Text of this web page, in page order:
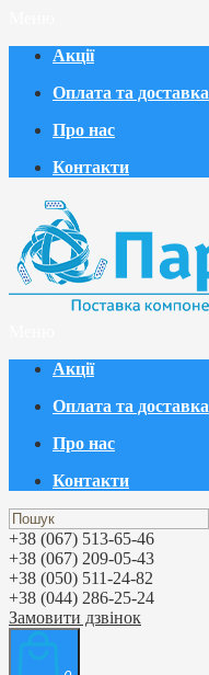
Акції
Оплата та доставка
Про нас
Контакти
Акції
Оплата та доставка
Про нас
Контакти
+38 (067) 513-65-46
+38 (067) 209-05-43
+38 (050) 511-24-82
+38 (044) 286-25-24
Замовити дзвінок